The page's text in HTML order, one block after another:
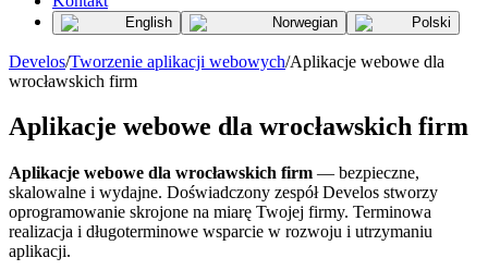
English Norwegian Polski
Develos/Tworzenie aplikacji webowych/Aplikacje webowe dla
wrocławskich firm
Aplikacje webowe dla wrocławskich firm
Aplikacje webowe dla wrocławskich firm — bezpieczne,
skalowalne i wydajne. Doświadczony zespół Develos stworzy
oprogramowanie skrojone na miarę Twojej firmy. Terminowa
realizacja i długoterminowe wsparcie w rozwoju i utrzymaniu
aplikacji.